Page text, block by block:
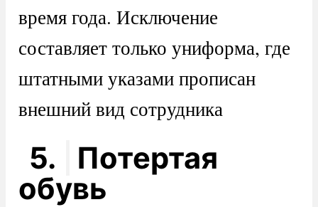
время года. Исключение
составляет только униформа, где
штатными указами прописан
внешний вид сотрудника
5.
Потертая
обувь